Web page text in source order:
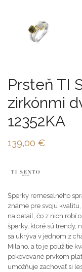
Prsteň TI
zirkónmi
12352KA
139,00 €
Šperky remeselného
známe pre svoju
na detail, čo z nich robí
šperky, ktoré sú trendy,
sa ukrýva v jednom z
Milano, a to je použitie
pokovované prvkom
umožňuje zachovať si